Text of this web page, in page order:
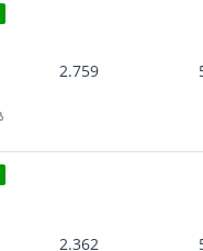
2.759
2.362